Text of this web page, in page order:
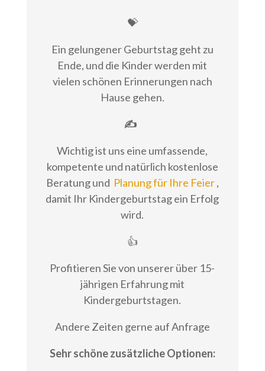
💝
Ein gelungener Geburtstag geht zu
Ende, und die Kinder werden mit
vielen schönen Erinnerungen nach
Hause gehen.
✍
Wichtig ist uns eine umfassende,
kompetente und natürlich kostenlose
Beratung und Planung für Ihre Feier,
damit Ihr Kindergeburtstag ein Erfolg
wird.
👍
Profitieren Sie von unserer über 15-
jährigen Erfahrung mit
Kindergeburtstagen.
Andere Zeiten gerne auf Anfrage
Sehr schöne zusätzliche Optionen: